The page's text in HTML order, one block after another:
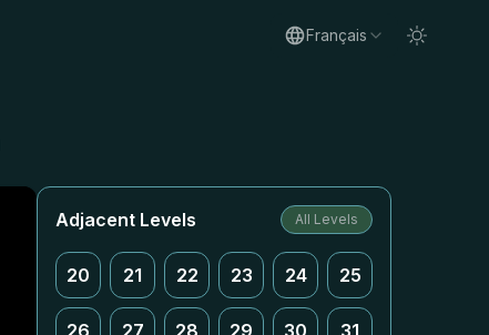
Français
Adjacent Levels All Levels
20 21 22 23 24 25
26 27 28 29 30 31